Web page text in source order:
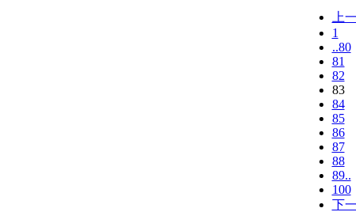
上
1
..80
81
82
83
84
85
86
87
88
89..
100
下